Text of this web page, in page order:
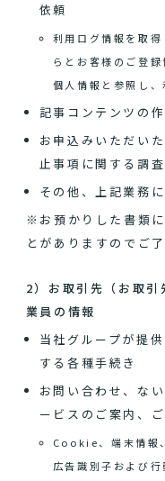
依頼
利用ログ情報を取
らとお客様のご登
個人情報と参照し、
記事コンテンツの
お申込みいただい
止事項に関する調
その他、上記業務
※お預かりした書類
とがありますのでご
2）お取引先（お取
業員の情報
当社グループが提
する各種手続き
お問い合わせ、な
ービスのご案内、
Cookie、端末情報
広告識別子および